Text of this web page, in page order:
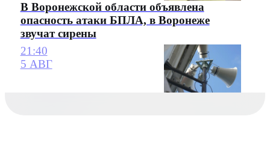
В Воронежской области объявлена
опасность атаки БПЛА, в Воронеже
звучат сирены
21:40
5 АВГ